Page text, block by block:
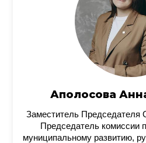
Аполосова
Заместитель Председателя
Председатель комиссии
муниципальному развитию,